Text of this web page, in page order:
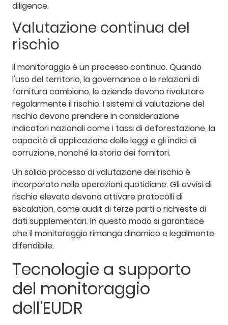
diligence.
Valutazione continua del
rischio
Il monitoraggio è un processo continuo. Quando
l'uso del territorio, la governance o le relazioni di
fornitura cambiano, le aziende devono rivalutare
regolarmente il rischio. I sistemi di valutazione del
rischio devono prendere in considerazione
indicatori nazionali come i tassi di deforestazione, la
capacità di applicazione delle leggi e gli indici di
corruzione, nonché la storia dei fornitori.
Un solido processo di valutazione del rischio è
incorporato nelle operazioni quotidiane. Gli avvisi di
rischio elevato devono attivare protocolli di
escalation, come audit di terze parti o richieste di
dati supplementari. In questo modo si garantisce
che il monitoraggio rimanga dinamico e legalmente
difendibile.
Tecnologie a supporto
del monitoraggio
dell'EUDR